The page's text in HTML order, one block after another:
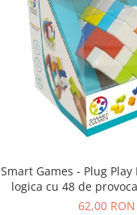
Smart Games - Plug Play Puzzler, joc de
logica cu 48 de
romana
62,00 RON